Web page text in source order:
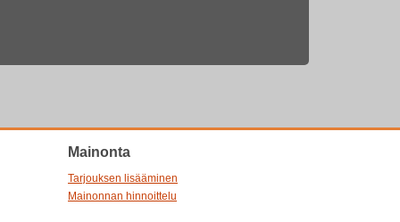
Mainonta
Tarjouksen lisääminen
Mainonnan hinnoittelu